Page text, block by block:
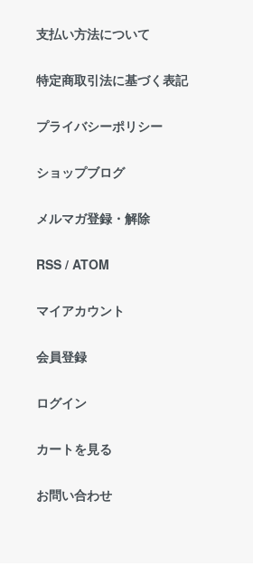
支払い方法について
特定商取引法に基づく表記
プライバシーポリシー
ショップブログ
メルマガ登録・解除
RSS / ATOM
マイアカウント
会員登録
ログイン
カートを見る
お問い合わせ